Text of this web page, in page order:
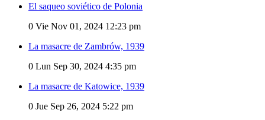
El saqueo soviético de Polonia
0 Vie Nov 01, 2024 12:23 pm
La masacre de Zambrów, 1939
0 Lun Sep 30, 2024 4:35 pm
La masacre de Katowice, 1939
0 Jue Sep 26, 2024 5:22 pm